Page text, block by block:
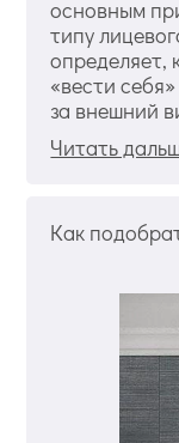
основным
типу
определяет,
«вести
за внешний
Читать
Как